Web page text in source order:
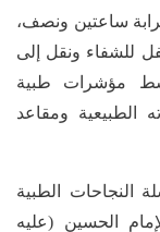
ساعتين ونصف،
للشفاء ونقل إلى
مؤشرات طبية
الطبيعية ومقاعد
النجاحات الطبية
الحسين (عليه